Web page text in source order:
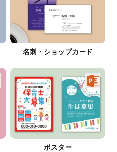
名刺・ショップカード
ポスター